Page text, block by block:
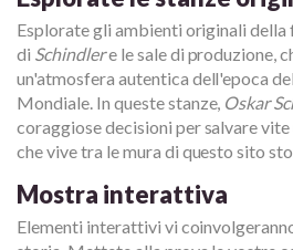
Esplorate gli ambienti originali
di Schindlere le sale di produzione,
un'atmosfera autentica dell'epoca
Mondiale. In queste stanze, Oskar
coraggiose decisioni per salvare
che vive tra le mura di questo sito
Mostra interattiva
Elementi interattivi vi